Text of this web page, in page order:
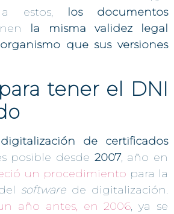
a estos, los documentos
la misma validez legal
que sus versiones
tener el DNI
digitalización de certificados
posible desde 2007, año en
un procedimiento para la
software de digitalización.
año antes, en 2006, ya se